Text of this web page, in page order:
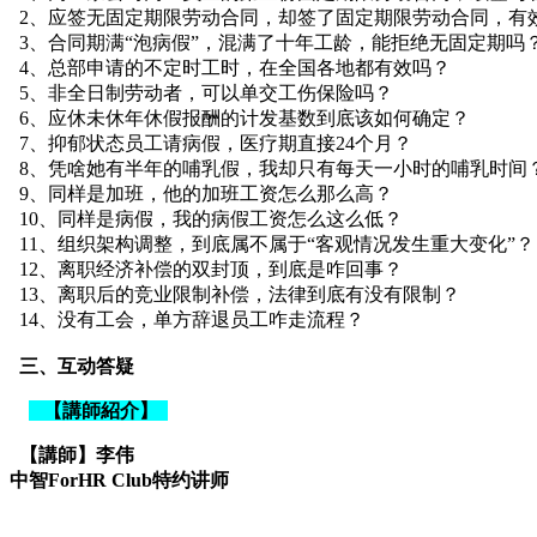
2、应签无固定期限劳动合同，却签了固定期限劳动合同，有
3、合同期满“泡病假”，混满了十年工龄，能拒绝无固定期吗
4、总部申请的不定时工时，在全国各地都有效吗？
5、非全日制劳动者，可以单交工伤保险吗？
6、应休未休年休假报酬的计发基数到底该如何确定？
7、抑郁状态员工请病假，医疗期直接24个月？
8、凭啥她有半年的哺乳假，我却只有每天一小时的哺乳时间
9、同样是加班，他的加班工资怎么那么高？
10、同样是病假，我的病假工资怎么这么低？
11、组织架构调整，到底属不属于“客观情况发生重大变化”？
12、离职经济补偿的双封顶，到底是咋回事？
13、离职后的竞业限制补偿，法律到底有没有限制？
14、没有工会，单方辞退员工咋走流程？
三、互动答疑
【講師紹介】
【講師】李伟
中智ForHR Club特约讲师